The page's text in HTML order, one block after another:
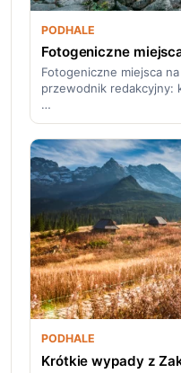
PODHALE
Fotogeniczne
Fotogeniczne miejsca
przewodnik redakcyjny:
…
PODHALE
Krótkie wypady z